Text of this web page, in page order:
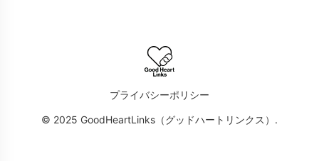
プライバシーポリシー
© 2025 GoodHeartLinks（グッドハートリンクス）.